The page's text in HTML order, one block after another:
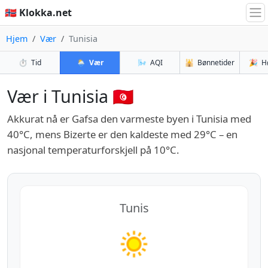
🇳🇴 Klokka.net
Hjem Vær Tunisia
⏱️ Tid 🌦️ Vær 🌬️ AQI 🕌 Bønnetider 🎉
Vær i Tunisia 🇹🇳
Akkurat nå er Gafsa den varmeste byen i Tunisia med
40°C, mens Bizerte er den kaldeste med 29°C – en
nasjonal temperaturforskjell på 10°C.
Tunis